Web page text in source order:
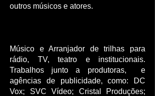
outros músicos e atores.
Músico e Arranjador de trilhas para
rádio, TV, teatro e institucionais.
Trabalhos junto a produtoras, e
agências de publicidade, como: DC
Vox; SVC Vídeo; Cristal Produções;